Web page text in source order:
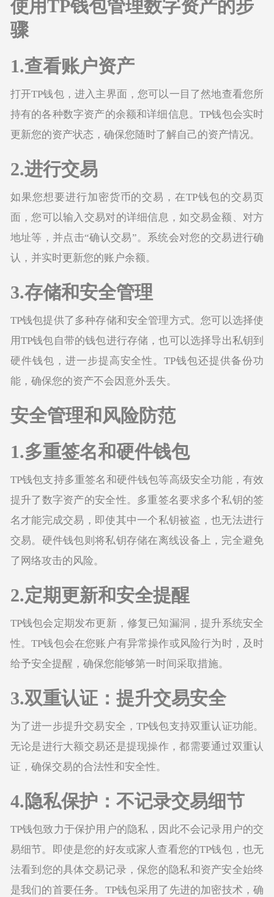
使用TP钱包管理数字资产的步
骤
1.查看账户资产
打开TP钱包，进入主界面，您可以一目了然地查看您所
持有的各种数字资产的余额和详细信息。TP钱包会实时
更新您的资产状态，确保您随时了解自己的资产情况。
2.进行交易
如果您想要进行加密货币的交易，在TP钱包的交易页
面，您可以输入交易对的详细信息，如交易金额、对方
地址等，并点击“确认交易”。系统会对您的交易进行确
认，并实时更新您的账户余额。
3.存储和安全管理
TP钱包提供了多种存储和安全管理方式。您可以选择使
用TP钱包自带的钱包进行存储，也可以选择导出私钥到
硬件钱包，进一步提高安全性。TP钱包还提供备份功
能，确保您的资产不会因意外丢失。
安全管理和风险防范
1.多重签名和硬件钱包
TP钱包支持多重签名和硬件钱包等高级安全功能，有效
提升了数字资产的安全性。多重签名要求多个私钥的签
名才能完成交易，即使其中一个私钥被盗，也无法进行
交易。硬件钱包则将私钥存储在离线设备上，完全避免
了网络攻击的风险。
2.定期更新和安全提醒
TP钱包会定期发布更新，修复已知漏洞，提升系统安全
性。TP钱包会在您账户有异常操作或风险行为时，及时
给予安全提醒，确保您能够第一时间采取措施。
3.双重认证：提升交易安全
为了进一步提升交易安全，TP钱包支持双重认证功能。
无论是进行大额交易还是提现操作，都需要通过双重认
证，确保交易的合法性和安全性。
4.隐私保护：不记录交易细节
TP钱包致力于保护用户的隐私，因此不会记录用户的交
易细节。即使是您的好友或家人查看您的TP钱包，也无
法看到您的具体交易记录，保您的隐私和资产安全始终
是我们的首要任务。TP钱包采用了先进的加密技术，确